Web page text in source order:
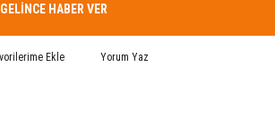
GELİNCE HABER VER
Yorum Yaz